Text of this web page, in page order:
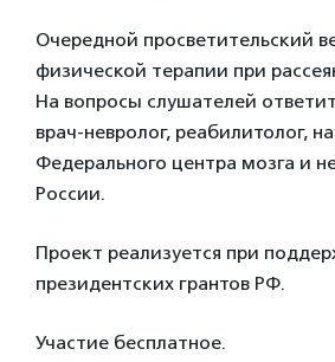
Очередной просветительский
физической терапии при
На вопросы слушателей ответит
врач-невролог, реабилитолог,
Федерального центра мозга и
России.
Проект реализуется при
президентских грантов РФ.
Участие бесплатное.